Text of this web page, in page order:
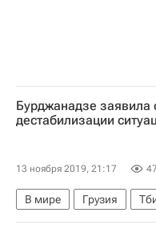
Бурджанадзе заявила
дестабилизации
13 ноября 2019, 21:17
В мире Грузия
Нино Бурджанадзе